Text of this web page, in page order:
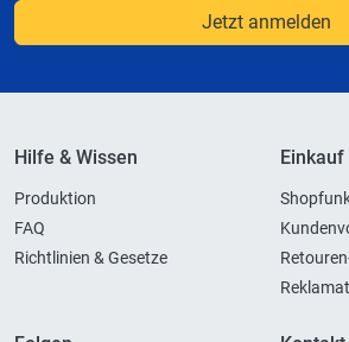
Jetzt anmelden
Hilfe & Wissen
Produktion
FAQ
Richtlinien & Gesetze
Einkauf